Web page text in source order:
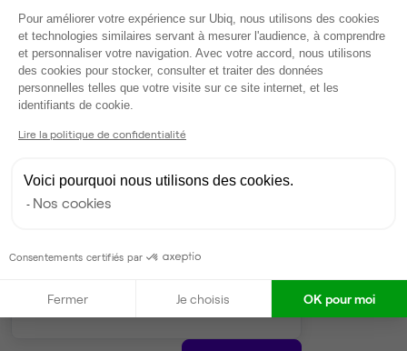
49postes • 200 m²
25 137 €
Dispo
Voir tout
A Anne-France
Répond en moins de deux jours
Locataires trouvés sur Ubiq : 14
Plateforme de Gestion du
Pour améliorer votre expérience sur Ubiq, nous utilisons des cookies
et technologies similaires servant à mesurer l'audience, à comprendre
et personnaliser votre navigation. Avec votre accord, nous utilisons
des cookies pour stocker, consulter et traiter des données
personnelles telles que votre visite sur ce site internet, et les
identifiants de cookie.
Lire la politique de confidentialité
Voici pourquoi nous utilisons des cookies.
Nos cookies
Consentements certifiés par
Fermer Je choisis OK pour moi